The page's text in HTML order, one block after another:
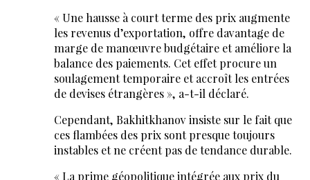
« Une hausse à court terme des prix augmente
les revenus d’exportation, offre davantage de
marge de manœuvre budgétaire et améliore la
balance des paiements. Cet effet procure un
soulagement temporaire et accroît les entrées
de devises étrangères », a-t-il déclaré.
Cependant, Bakhitkhanov insiste sur le fait que
ces flambées des prix sont presque toujours
instables et ne créent pas de tendance durable.
« La prime géopolitique intégrée aux prix du